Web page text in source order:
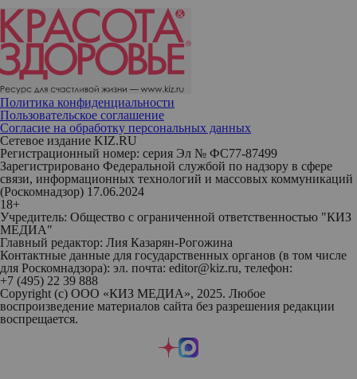
Политика конфиденциальности
Пользовательское соглашение
Согласие на обработку персональных данных
Сетевое издание KIZ.RU
Регистрационный номер: серия Эл № ФС77-87499
Зарегистрировано Федеральной службой по надзору в сфере
связи, информационных технологий и массовых коммуникаций
(Роскомнадзор) 17.06.2024
18+
Учредитель: Общество с ограниченной ответственностью "КИЗ
МЕДИА"
Главный редактор: Лия Казарян-Рогожина
Контактные данные для государственных органов (в том числе
для Роскомнадзора): эл. почта: editor@kiz.ru, телефон:
+7 (495) 22 39 888
Copyright (с) ООО «КИЗ МЕДИА», 2025. Любое
воспроизведение материалов сайта без разрешения редакции
воспрещается.